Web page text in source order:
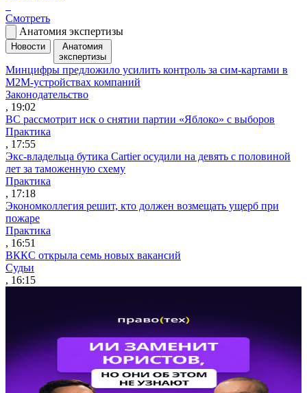
Смотреть
Анатомия экспертизы
Новости
Анатомия
экспертизы
Минцифры предложило усилить контроль за сим-картами в
M2M-устройствах компаний
Законодательство
, 19:02
ВС рассмотрит иск о снятии партии «Яблоко» с выборов
Практика
, 17:55
Экс-владельца бутика Cartier осудили на девять с половиной
лет за таможенную схему
Практика
, 17:18
Экономколлегия решит, кто должен возмещать ущерб при
пожаре
Практика
, 16:51
ВККС открыла семь новых вакансий
Судьи
, 16:15